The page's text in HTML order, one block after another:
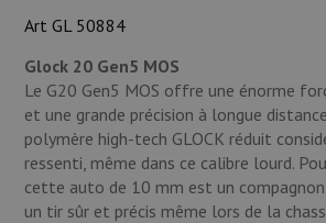
Art GL 50884
Glock 20 Gen5 MOS
Le G20 Gen5 MOS offre une énorme
et une grande précision à longue
polymère high-tech GLOCK réduit
ressenti, même dans ce calibre lourd.
cette auto de 10 mm est un
un tir sûr et précis même lors de la